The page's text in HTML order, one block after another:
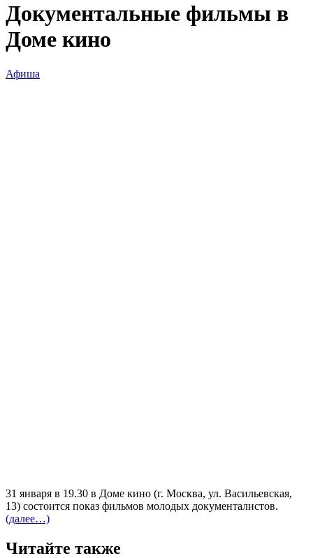
Документальные фильмы в
Доме кино
Афиша
31 января в 19.30 в Доме кино (г. Москва, ул. Васильевская,
13) состоится показ фильмов молодых документалистов.
(далее…)
Читайте также